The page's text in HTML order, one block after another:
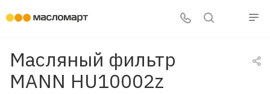
Масляный фильтр
MANN HU10002z